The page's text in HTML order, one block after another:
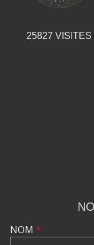
25827 VISITES
NOM *